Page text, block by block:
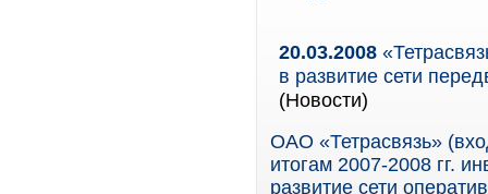
20.03.2008
в развитие сети
(Новости)
ОАО «Тетрасвязь»
итогам 2007-2008 гг.
развитие сети